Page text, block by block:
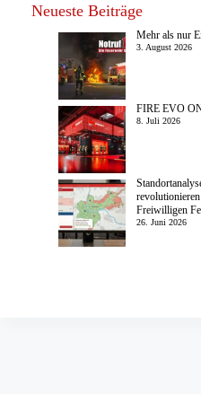
Neueste Beiträge
Mehr als nur
3. August 2026
FIRE EVO
8. Juli 2026
Freiwilligen
26. Juni 2026